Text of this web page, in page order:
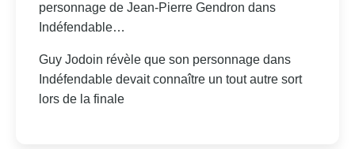
personnage de Jean-Pierre Gendron dans
Indéfendable…
Guy Jodoin révèle que son personnage dans
Indéfendable devait connaître un tout autre sort
lors de la finale